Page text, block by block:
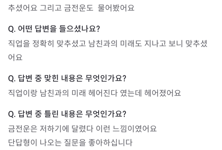
추셨어요 그리고 금전운도  물어봤어요
직업을 정확히 맞추셨고 남친과의 미래도 지나고 보니 맞추셨
어요
직업이랑 남친과의 미래 헤어진다 였는데 헤어졌어요
금전운은 저하기에 달렸다 이런 느낌이였어요
단답형이 나오는 질문을 좋아하십니다